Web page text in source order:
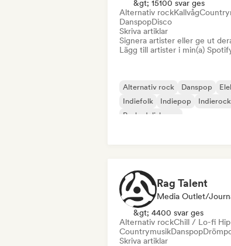
&gt; 15100 svar ges
Alternativ rockKallvåg
DanspopDisco
Skriva artiklar
Signera artister eller ge ut
Lägg till artister i min(a)
Alternativ rock Danspop
Indiefolk
Indiepop Indierock
Psykedelisk pop
Rag Talent
Media Outlet/
&gt; 4400 svar ges
Alternativ rockChill / Lo-fi
CountrymusikDanspop
Skriva artiklar